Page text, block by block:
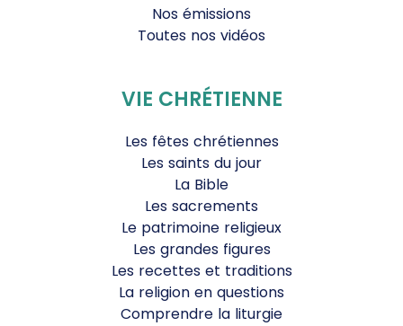
Nos émissions
Toutes nos vidéos
VIE CHRÉTIENNE
Les fêtes chrétiennes
Les saints du jour
La Bible
Les sacrements
Le patrimoine religieux
Les grandes figures
Les recettes et traditions
La religion en questions
Comprendre la liturgie